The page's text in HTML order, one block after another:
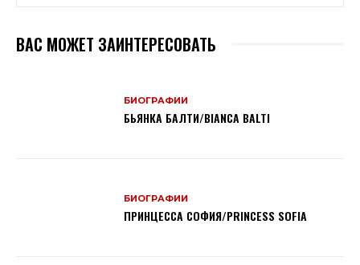
ВАС МОЖЕТ ЗАИНТЕРЕСОВАТЬ
БИОГРАФИИ
БЬЯНКА БАЛТИ/BIANCA BALTI
БИОГРАФИИ
ПРИНЦЕССА СОФИЯ/PRINCESS SOFIA